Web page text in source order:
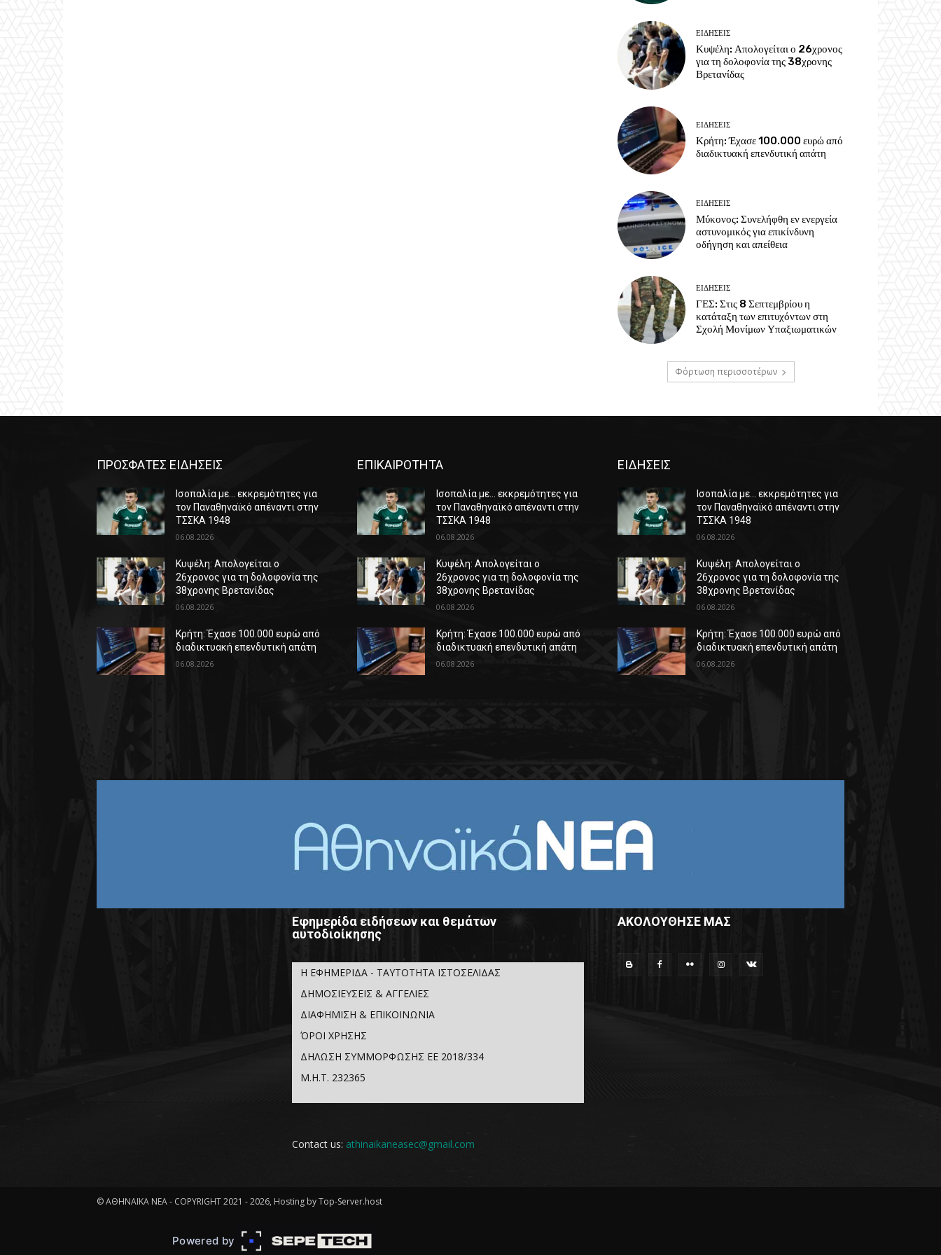
ΕΙΔΗΣΕΙΣ
Κυψέλη: Απολογείται ο 26χρονος
για τη δολοφονία της 38χρονης
Βρετανίδας
ΕΙΔΗΣΕΙΣ
Κρήτη: Έχασε 100.000 ευρώ από
διαδικτυακή επενδυτική απάτη
ΕΙΔΗΣΕΙΣ
Μύκονος: Συνελήφθη εν ενεργεία
αστυνομικός για επικίνδυνη
οδήγηση και απείθεια
ΕΙΔΗΣΕΙΣ
ΓΕΣ: Στις 8 Σεπτεμβρίου η
κατάταξη των επιτυχόντων στη
Σχολή Μονίμων Υπαξιωματικών
Φόρτωση περισσοτέρων
ΠΡΟΣΦΑΤΕΣ ΕΙΔΗΣΕΙΣ
Ισοπαλία με… εκκρεμότητες για
τον Παναθηναϊκό απέναντι στην
ΤΣΣΚΑ 1948
06.08.2026
Κυψέλη: Απολογείται ο
26χρονος για τη δολοφονία της
38χρονης Βρετανίδας
06.08.2026
Κρήτη: Έχασε 100.000 ευρώ από
διαδικτυακή επενδυτική απάτη
06.08.2026
ΕΠΙΚΑΙΡΟΤΗΤΑ
Ισοπαλία με… εκκρεμότητες για
τον Παναθηναϊκό απέναντι στην
ΤΣΣΚΑ 1948
06.08.2026
Κυψέλη: Απολογείται ο
26χρονος για τη δολοφονία της
38χρονης Βρετανίδας
06.08.2026
Κρήτη: Έχασε 100.000 ευρώ από
διαδικτυακή επενδυτική απάτη
06.08.2026
ΕΙΔΗΣΕΙΣ
Ισοπαλία με… εκκρεμότητες για
τον Παναθηναϊκό απέναντι στην
ΤΣΣΚΑ 1948
06.08.2026
Κυψέλη: Απολογείται ο
26χρονος για τη δολοφονία της
38χρονης Βρετανίδας
06.08.2026
Κρήτη: Έχασε 100.000 ευρώ από
διαδικτυακή επενδυτική απάτη
06.08.2026
Εφημερίδα ειδήσεων και θεμάτων
αυτοδιοίκησης
Η ΕΦΗΜΕΡΙΔΑ - ΤΑΥΤΟΤΗΤΑ ΙΣΤΟΣΕΛΙΔΑΣ
ΔΗΜΟΣΙΕΥΣΕΙΣ & ΑΓΓΕΛΙΕΣ
ΔΙΑΦΗΜΙΣΗ & ΕΠΙΚΟΙΝΩΝΙΑ
ΌΡΟΙ ΧΡΗΣΗΣ
ΔΗΛΩΣΗ ΣΥΜΜΟΡΦΩΣΗΣ ΕΕ 2018/334
Μ.Η.Τ. 232365
Contact us: athinaikaneasec@gmail.com
ΑΚΟΛΟΥΘΗΣΕ ΜΑΣ
© ΑΘΗΝΑΪΚΑ ΝΕΑ - COPYRIGHT 2021 - 2026, Hosting by Top-Server.host
Powered by